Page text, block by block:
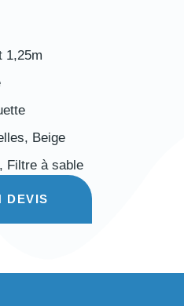
1,25m
, Beige
, Filtre à sable
DEVIS